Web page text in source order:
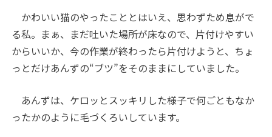
かわいい猫のやったこととはいえ、思わずため息がで
る私。まぁ、まだ吐いた場所が床なので、片付けやすい
からいいか、今の作業が終わったら片付けようと、ちょ
っとだけあんずの“ブツ”をそのままにしていました。
あんずは、ケロッとスッキリした様子で何ごともなか
ったかのように毛づくろいしています。